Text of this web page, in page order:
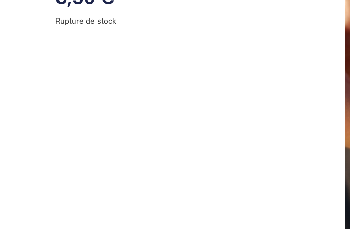
Rupture de stock